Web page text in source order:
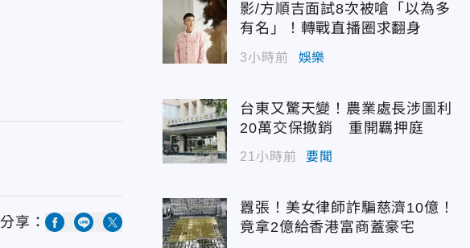
分享：
影/方順吉面試8次被嗆「以為多
有名」！轉戰直播圈求翻身
3小時前 娛樂
台東又驚天變！農業處長涉圖利
20萬交保撤銷 重開羈押庭
21小時前 要聞
囂張！美女律師詐騙慈濟10億！
竟拿2億給香港富商蓋豪宅